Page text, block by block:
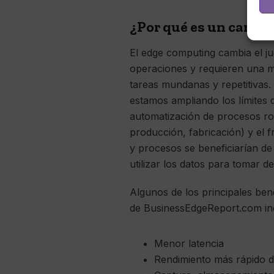
¿Por qué es un
El edge computing cambia el
operaciones y requieren una
tareas mundanas y
estamos ampliando los
automatización de procesos
producción, fabricación) y el
y procesos se beneficiarían
utilizar los datos para tomar
Algunos de los principales
de BusinessEdgeReport.com
Menor latencia
Rendimiento más rápido